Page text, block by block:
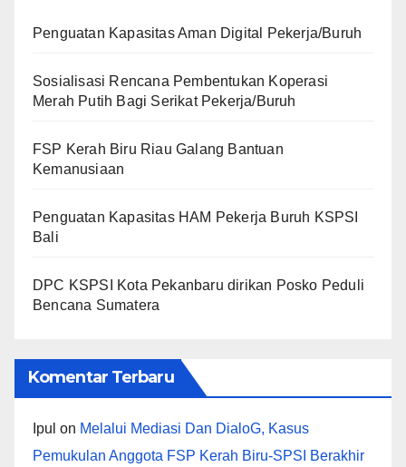
Penguatan Kapasitas Aman Digital Pekerja/Buruh
Sosialisasi Rencana Pembentukan Koperasi
Merah Putih Bagi Serikat Pekerja/Buruh
FSP Kerah Biru Riau Galang Bantuan
Kemanusiaan
Penguatan Kapasitas HAM Pekerja Buruh KSPSI
Bali
DPC KSPSI Kota Pekanbaru dirikan Posko Peduli
Bencana Sumatera
Komentar Terbaru
Ipul on Melalui Mediasi Dan DialoG, Kasus
Pemukulan Anggota FSP Kerah Biru-SPSI Berakhir